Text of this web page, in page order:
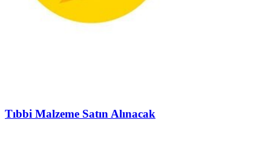
Tıbbi Malzeme Satın Alınacak